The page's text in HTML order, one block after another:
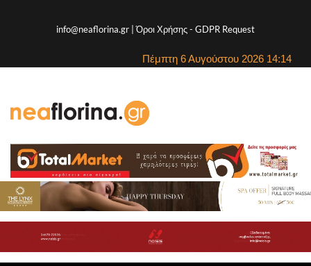
info@neaflorina.gr |Όροι Χρήσης- GDPR Request
Πέμπτη 6 Αυγούστου 2026 14:14